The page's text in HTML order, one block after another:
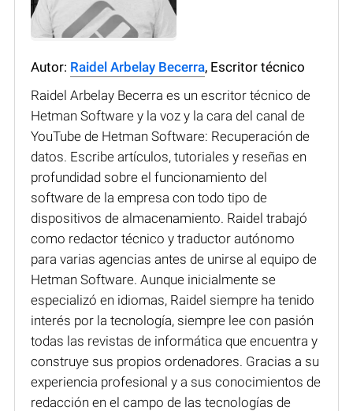
Autor: Raidel Arbelay Becerra, Escritor técnico
Raidel Arbelay Becerra es un escritor técnico de
Hetman Software y la voz y la cara del canal de
YouTube de Hetman Software: Recuperación de
datos. Escribe artículos, tutoriales y reseñas en
profundidad sobre el funcionamiento del
software de la empresa con todo tipo de
dispositivos de almacenamiento. Raidel trabajó
como redactor técnico y traductor autónomo
para varias agencias antes de unirse al equipo de
Hetman Software. Aunque inicialmente se
especializó en idiomas, Raidel siempre ha tenido
interés por la tecnología, siempre lee con pasión
todas las revistas de informática que encuentra y
construye sus propios ordenadores. Gracias a su
experiencia profesional y a sus conocimientos de
redacción en el campo de las tecnologías de